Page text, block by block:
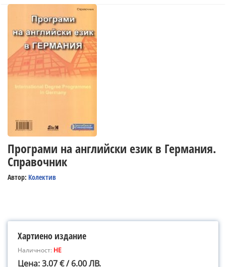
Програми на английски език в Германия.
Справочник
Автор: Колектив
Хартиено издание
Наличност: НЕ
Цена: 3.07 € / 6.00 ЛВ.